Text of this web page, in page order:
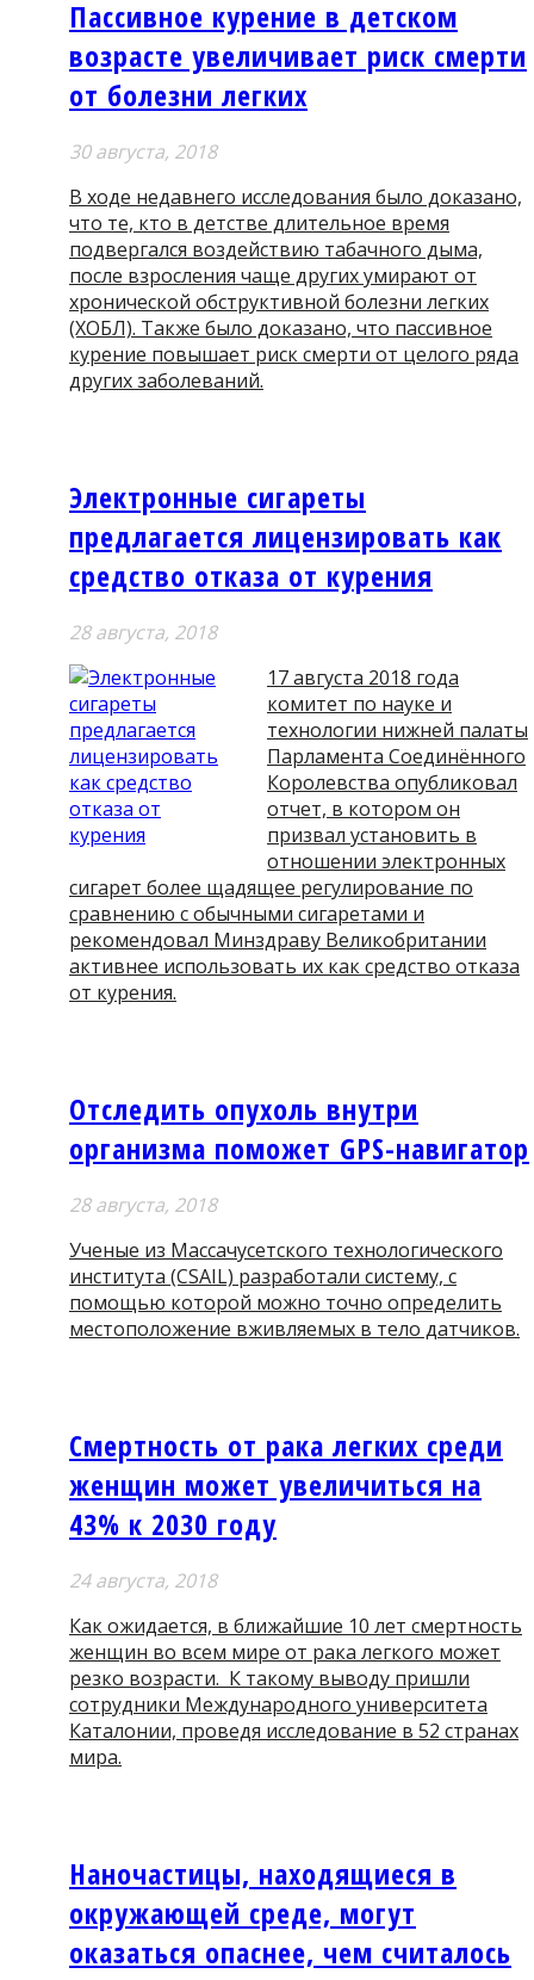
Пассивное курение в детском
возрасте увеличивает риск смерти
от болезни легких
30 августа, 2018
В ходе недавнего исследования было доказано,
что те, кто в детстве длительное время
подвергался воздействию табачного дыма,
после взросления чаще других умирают от
хронической обструктивной болезни легких
(ХОБЛ). Также было доказано, что пассивное
курение повышает риск смерти от целого ряда
других заболеваний.
Электронные сигареты
предлагается лицензировать как
средство отказа от курения
28 августа, 2018
17 августа 2018 года
комитет по науке и
технологии нижней палаты
Парламента Соединённого
Королевства опубликовал
отчет, в котором он
призвал установить в
отношении электронных
сигарет более щадящее регулирование по
сравнению с обычными сигаретами и
рекомендовал Минздраву Великобритании
активнее использовать их как средство отказа
от курения.
Отследить опухоль внутри
организма поможет GPS-навигатор
28 августа, 2018
Ученые из Массачусетского технологического
института (CSAIL) разработали систему, с
помощью которой можно точно определить
местоположение вживляемых в тело датчиков.
Смертность от рака легких среди
женщин может увеличиться на
43% к 2030 году
24 августа, 2018
Как ожидается, в ближайшие 10 лет смертность
женщин во всем мире от рака легкого может
резко возрасти. К такому выводу пришли
сотрудники Международного университета
Каталонии, проведя исследование в 52 странах
мира.
Наночастицы, находящиеся в
окружающей среде, могут
оказаться опаснее, чем считалось